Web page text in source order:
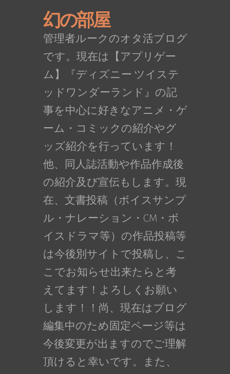
幻の部屋
管理者ルークのオタ活ブログ
です。現在は【アプリゲー
ム】『ディズニー ツイステ
ッドワンダーランド』の記
事を中心に好きなアニメ・ゲ
ーム・コミックの紹介やグ
ッズ紹介を行っています！
他、同人誌活動や作品作成後
の紹介及び宣伝もします。現
在、文書投稿（ボイスサンプ
ル・ナレーション・CM・ボ
イスドラマ等）の作品投稿等
は今後別サイトで投稿し、こ
こでお知らせ出来たらと考
えてます！よろしくお願い
します！！尚、現在はブログ
編集中のため固定ページ等は
今後変更が出ますのでご理解
頂けると幸いです。また、